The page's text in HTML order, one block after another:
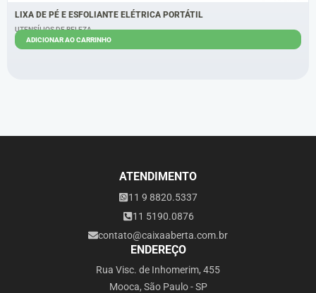
LIXA DE PÉ E ESFOLIANTE ELÉTRICA PORTÁTIL
UTENSÍLIOS DE BELEZA
ADICIONAR AO CARRINHO
ATENDIMENTO
11 9 8820.5337
11 5190.0876
contato@caixaaberta.com.br
ENDEREÇO
Rua Visc. de Inhomerim, 455
Mooca, São Paulo - SP